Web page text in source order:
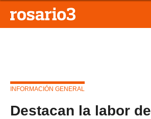
INFORMACIÓN GENERAL
Destacan la labor de